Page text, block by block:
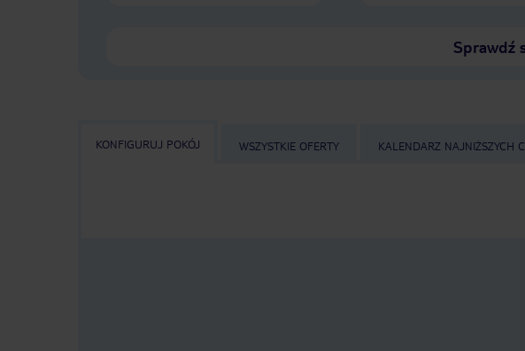
Sprawdź
KONFIGURUJ POKÓJ WSZYSTKIE OFERTY KALENDARZ NAJNIŻSZYCH